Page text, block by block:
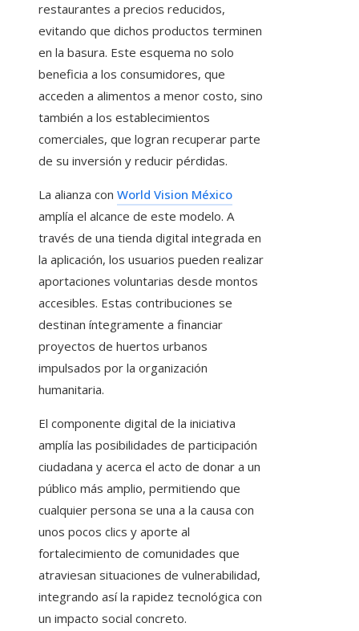
restaurantes a precios reducidos,
evitando que dichos productos terminen
en la basura. Este esquema no solo
beneficia a los consumidores, que
acceden a alimentos a menor costo, sino
también a los establecimientos
comerciales, que logran recuperar parte
de su inversión y reducir pérdidas.
La alianza con World Vision México
amplía el alcance de este modelo. A
través de una tienda digital integrada en
la aplicación, los usuarios pueden realizar
aportaciones voluntarias desde montos
accesibles. Estas contribuciones se
destinan íntegramente a financiar
proyectos de huertos urbanos
impulsados por la organización
humanitaria.
El componente digital de la iniciativa
amplía las posibilidades de participación
ciudadana y acerca el acto de donar a un
público más amplio, permitiendo que
cualquier persona se una a la causa con
unos pocos clics y aporte al
fortalecimiento de comunidades que
atraviesan situaciones de vulnerabilidad,
integrando así la rapidez tecnológica con
un impacto social concreto.